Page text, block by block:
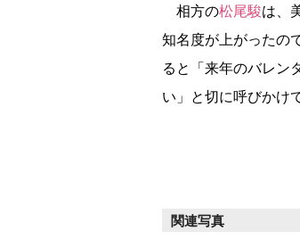
相方の松尾駿は、
知名度が上がったの
ると「来年のバレン
い」と切に呼びかけ
関連写真